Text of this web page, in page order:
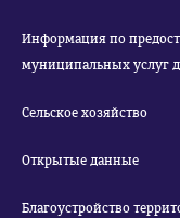
Информация по
муниципальных услуг
Сельское хозяйство
Открытые данные
Благоустройство